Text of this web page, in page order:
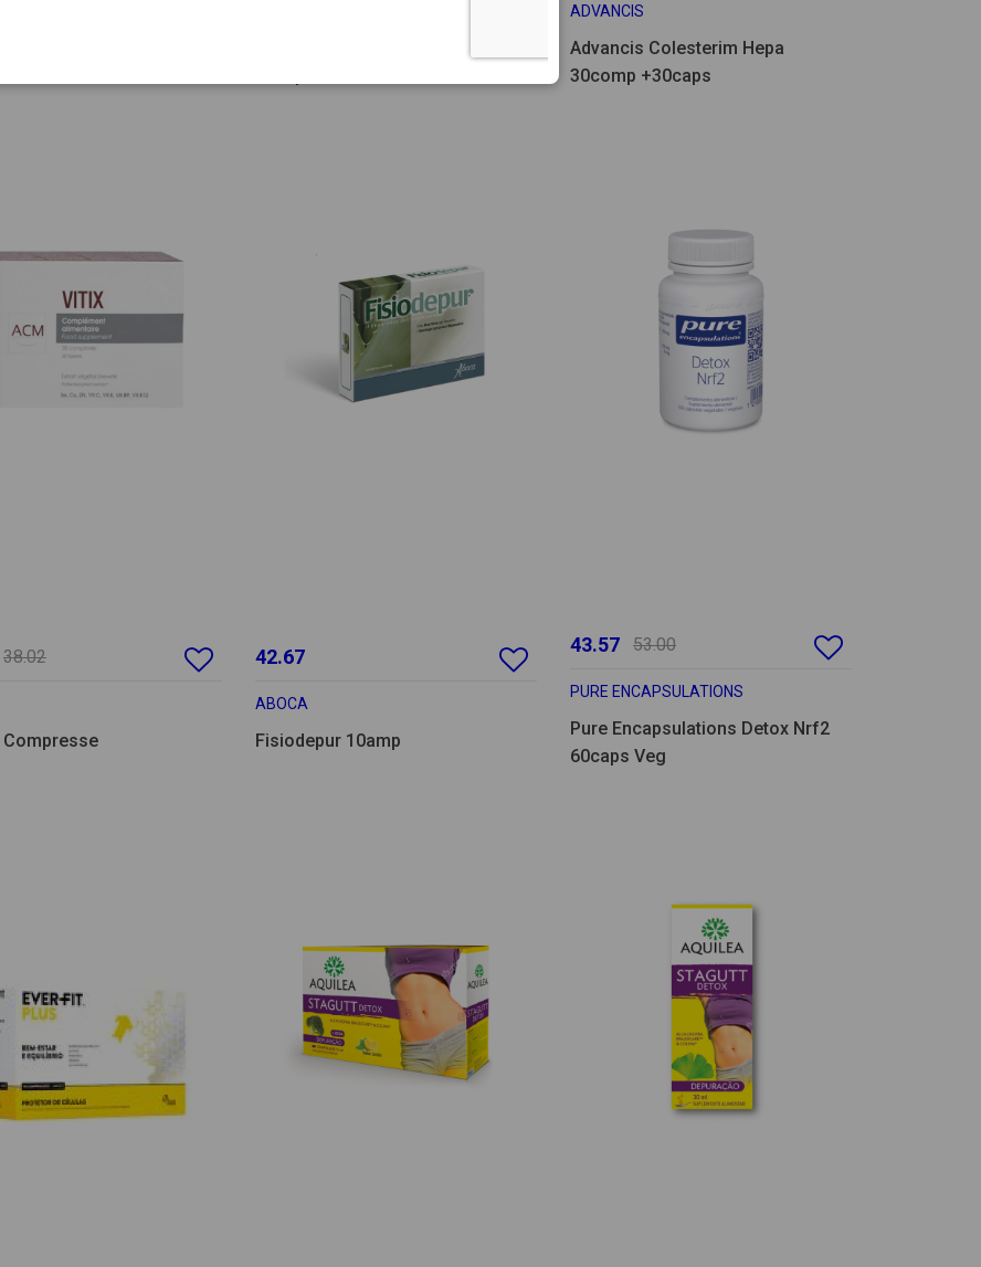
ADVANCIS
Advancis Colesterim Hepa
30comp +30caps
38.02
Compresse
42.67
ABOCA
Fisiodepur 10amp
43.57 53.00
PURE ENCAPSULATIONS
Pure Encapsulations Detox Nrf2
60caps Veg